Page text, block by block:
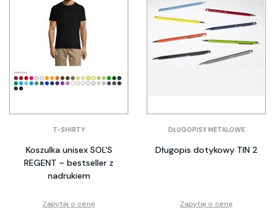
T-SHIRTY
Koszulka unisex SOL'S
REGENT – bestseller z
nadrukiem
Zapytaj o cenę
DŁUGOPISY METALOWE
Długopis dotykowy TIN 2
Zapytaj o cenę